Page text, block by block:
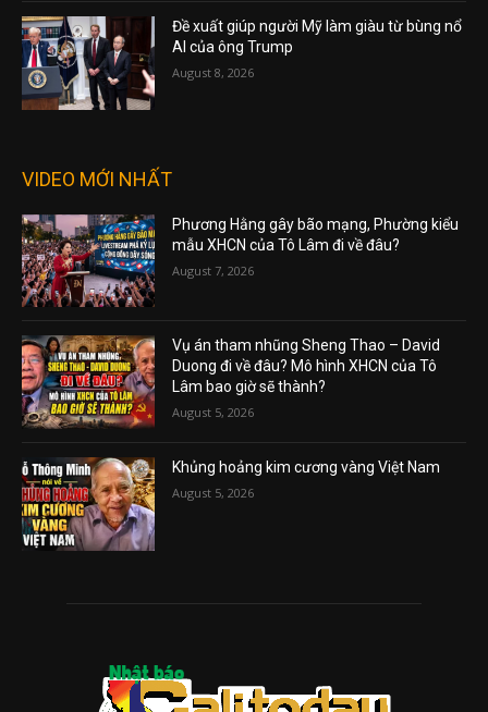
Đề xuất giúp người Mỹ làm giàu từ bùng nổ
AI của ông Trump
August 8, 2026
VIDEO MỚI NHẤT
Phương Hằng gây bão mạng, Phường kiểu
mẫu XHCN của Tô Lâm đi về đâu?
August 7, 2026
Vụ án tham nhũng Sheng Thao – David
Duong đi về đâu? Mô hình XHCN của Tô
Lâm bao giờ sẽ thành?
August 5, 2026
Khủng hoảng kim cương vàng Việt Nam
August 5, 2026